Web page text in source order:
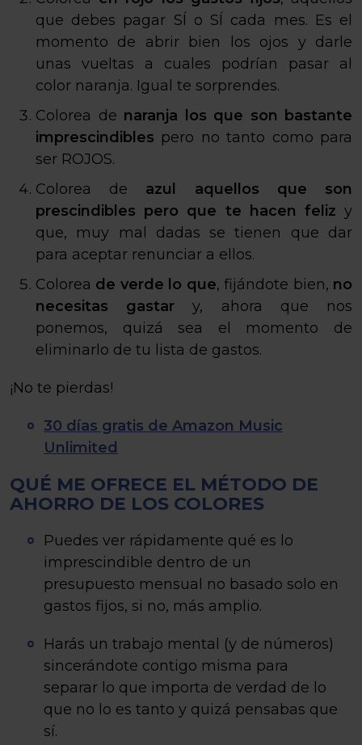
que debes pagar SÍ o SÍ cada mes. Es el
momento de abrir bien los ojos y darle
unas vueltas a cuales podrían pasar al
color naranja. Igual te sorprendes.
Colorea de naranja los que son bastante
imprescindibles pero no tanto como para
ser ROJOS.
Colorea de azul aquellos que son
prescindibles pero que te hacen feliz y
que, muy mal dadas se tienen que dar
para aceptar renunciar a ellos.
Colorea de verde lo que, fijándote bien, no
necesitas gastar y, ahora que nos
ponemos, quizá sea el momento de
eliminarlo de tu lista de gastos.
¡No te pierdas!
30 días gratis de Amazon Music
Unlimited
QUÉ ME OFRECE EL MÉTODO DE
AHORRO DE LOS COLORES
Puedes ver rápidamente qué es lo
imprescindible dentro de un
presupuesto mensual no basado solo en
gastos fijos, si no, más amplio.
Harás un trabajo mental (y de números)
sincerándote contigo misma para
separar lo que importa de verdad de lo
que no lo es tanto y quizá pensabas que
sí.